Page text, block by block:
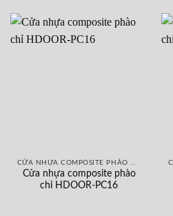
Cửa nhựa composite phào
chỉ HDOOR-PC16